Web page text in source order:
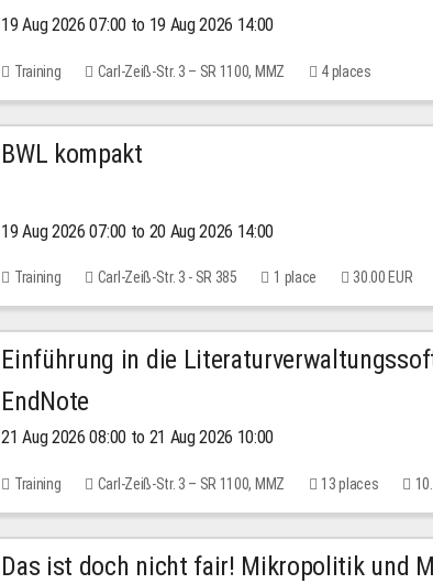
19 Aug 2026 07:00 to 19 Aug 2026 14:00
Training Carl-Zeiß-Str. 3 – SR 1100, MMZ 4 places
BWL kompakt
19 Aug 2026 07:00 to 20 Aug 2026 14:00
Training Carl-Zeiß-Str. 3 - SR 385 1 place 30.00 EUR
Einführung in die
EndNote
21 Aug 2026 08:00 to 21 Aug 2026 10:00
Training Carl-Zeiß-Str. 3 – SR 1100, MMZ 13 places
Das ist doch nicht fair! Mikropolitik und